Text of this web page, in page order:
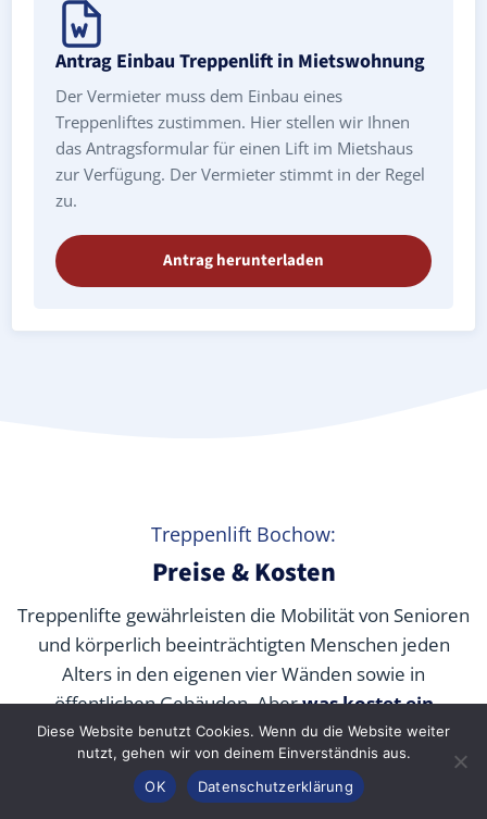
Antrag Einbau Treppenlift in Mietswohnung
Der Vermieter muss dem Einbau eines
Treppenliftes zustimmen. Hier stellen wir Ihnen
das Antragsformular für einen Lift im Mietshaus
zur Verfügung. Der Vermieter stimmt in der Regel
zu.
Antrag herunterladen
Treppenlift Bochow:
Preise & Kosten
Treppenlifte gewährleisten die Mobilität von Senioren
und körperlich beeinträchtigten Menschen jeden
Alters in den eigenen vier Wänden sowie in
öffentlichen Gebäuden. Aberwas kostet ein
Treppenlift wirklich? Wir verraten Ihnen die
durchschnittlichen Preise unserer Fachpartner je nach
Modell und wie Sie die Kosten durch Zuschüsse,
Konfigurator
Diese Website benutzt Cookies. Wenn du die Website weiter
nutzt, gehen wir von deinem Einverständnis aus.
OK
Datenschutzerklärung